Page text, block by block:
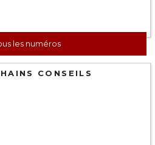
les numéros
CONSEILS